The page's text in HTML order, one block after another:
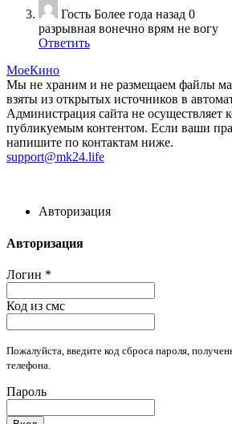
Гость Более года назад 0
разрывная вонечно врям не вогу
Ответить
МоеКино
Мы не храним и не размещаем файлы
взяты из открытых источников в
Администрация сайта не осуществляет
публикуемым контентом. Если ваши
напишите по контактам ниже.
support@mk24.life
Авторизация
Авторизация
Логин *
Код из смс
Пожалуйста, введите код сброса пароля,
телефона.
Пароль